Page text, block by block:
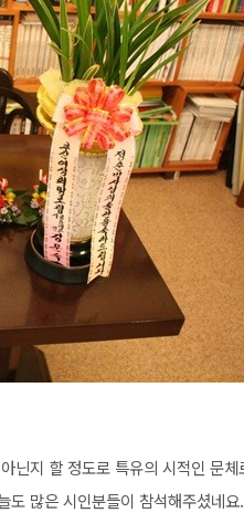
닌지 할 정도로 특유의 시적인 문
많은 시인분들이 참석해주셨네